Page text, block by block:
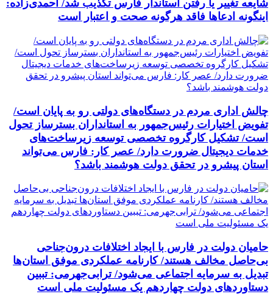
شایعه تغییر یا رفتن استاندار فارس تکذیب شد/ احمدی‌زاده:
اینگونه ادعاها فاقد هرگونه صحت و اعتبار است
چالش اداری مردم در دستگاه‌های دولتی رو به پایان است/
تفویض اختیارات رئیس‌جمهور به استانداران بسترساز تحول
است/ تشکیل کارگروه تخصصی توسعه زیرساخت‌های
خدمات دیجیتال ضرورت دارد/ عصر کار: فارس می‌تواند
استان پیشرو در تحقق دولت هوشمند باشد؟
حامیان دولت در فارس با ایجاد اختلافات درون‌جناحی
بی‌حاصل مخالف هستند/ کارنامه عملکردی موفق استان‌ها
تبدیل به سرمایه اجتماعی می‌شود/ ترابی‌جهرمی: تببین
دستاوردهای دولت چهاردهم یک مسئولیت ملی است